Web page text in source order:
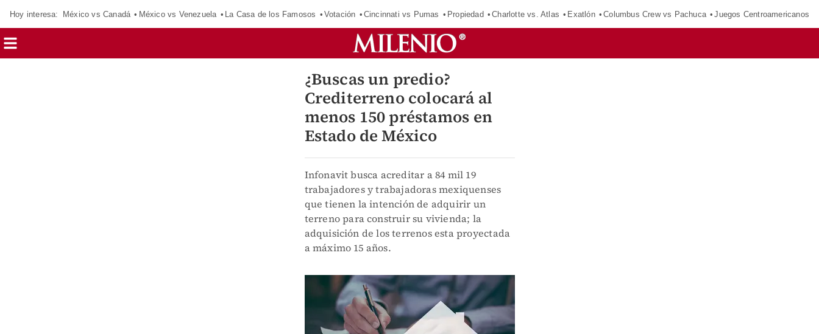
Hoy interesa: México vs Canadá México vs Venezuela La Casa de los Famosos Votación Cincinnati vs Pumas Propiedad Charlotte vs. Atlas Exatlón Columbus Crew vs Pachuca Juegos Centroamericanos
¿Buscas un predio?
Crediterreno colocará al
menos 150 préstamos en
Estado de México
Infonavit busca acreditar a 84 mil 19
trabajadores y trabajadoras mexiquenses
que tienen la intención de adquirir un
terreno para construir su vivienda; la
adquisición de los terrenos esta proyectada
a máximo 15 años.